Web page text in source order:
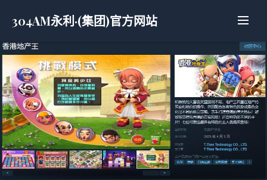
304AM永利·(集团)官方网站